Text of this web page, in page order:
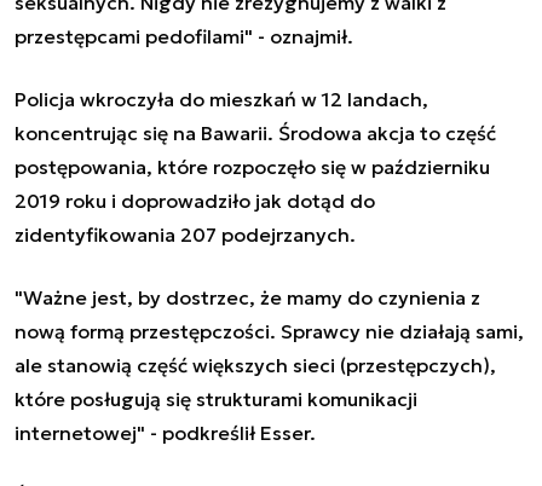
przestępcami pedofilami" - oznajmił.
Policja wkroczyła do mieszkań w 12 landach,
koncentrując się na Bawarii. Środowa akcja to część
postępowania, które rozpoczęło się w październiku
2019 roku i doprowadziło jak dotąd do
zidentyfikowania 207 podejrzanych.
"Ważne jest, by dostrzec, że mamy do czynienia z
nową formą przestępczości. Sprawcy nie działają sami,
ale stanowią część większych sieci (przestępczych),
które posługują się strukturami komunikacji
internetowej" - podkreślił Esser.